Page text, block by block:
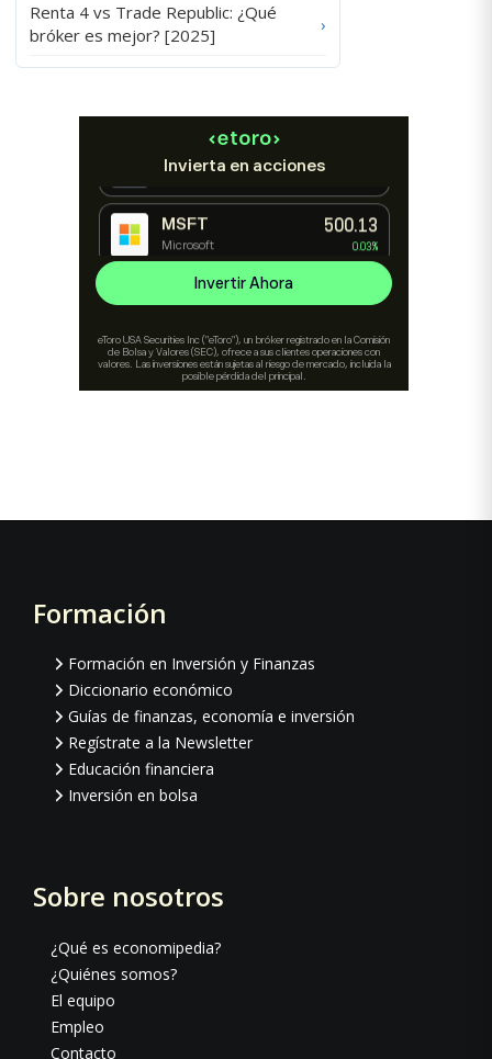
Renta 4 vs Trade Republic: ¿Qué
bróker es mejor? [2025]
›
Footer
Formación
Formación en Inversión y Finanzas
Diccionario económico
Guías de finanzas, economía e inversión
Regístrate a la Newsletter
Educación financiera
Inversión en bolsa
Sobre nosotros
¿Qué es economipedia?
¿Quiénes somos?
El equipo
Empleo
Contacto